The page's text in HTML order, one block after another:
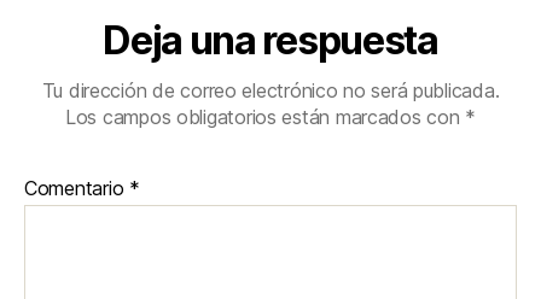
Deja una respuesta
Tu dirección de correo electrónico no será publicada.
Los campos obligatorios están marcados con *
Comentario *